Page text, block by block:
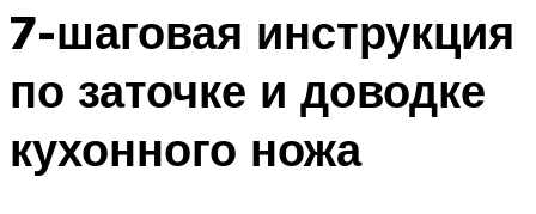
7-шаговая инструкция
по заточке и доводке
кухонного ножа